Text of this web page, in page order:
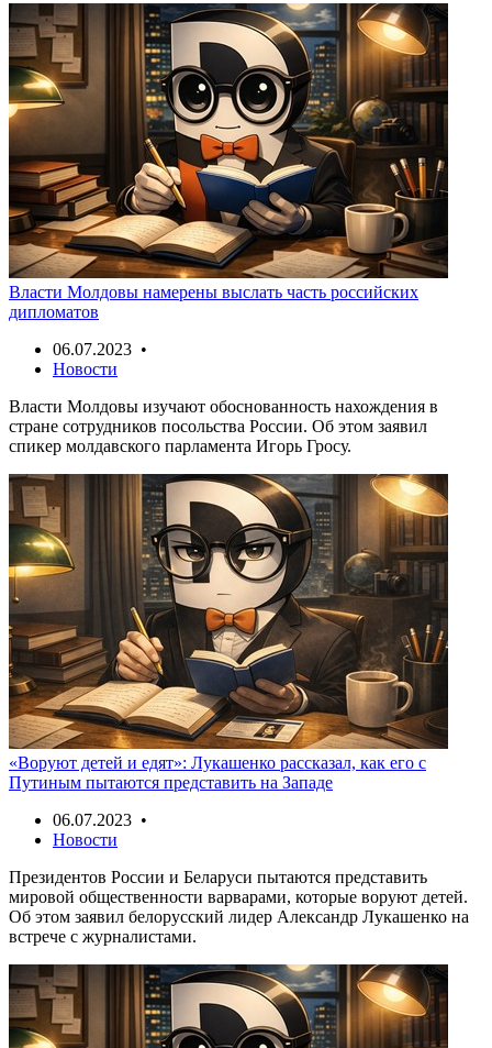
Власти Молдовы намерены выслать часть российских
дипломатов
06.07.2023 •
Новости
Власти Молдовы изучают обоснованность нахождения в
стране сотрудников посольства России. Об этом заявил
спикер молдавского парламента Игорь Гросу.
«Воруют детей и едят»: Лукашенко рассказал, как его с
Путиным пытаются представить на Западе
06.07.2023 •
Новости
Президентов России и Беларуси пытаются представить
мировой общественности варварами, которые воруют детей.
Об этом заявил белорусский лидер Александр Лукашенко на
встрече с журналистами.